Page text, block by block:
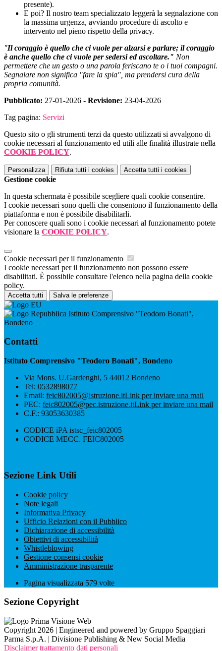
presente).
E poi? Il nostro team specializzato leggerà la segnalazione con
la massima urgenza, avviando procedure di ascolto e
intervento nel pieno rispetto della privacy.
"Il coraggio è quello che ci vuole per alzarsi e parlare; il coraggio
è anche quello che ci vuole per sedersi ed ascoltare." Non
permettere che un gesto o una parola feriscano te o i tuoi compagni.
Segnalare non significa "fare la spia", ma prendersi cura della
propria comunità.
Pubblicato: 27-01-2026 - Revisione: 23-04-2026
Tag pagina: Servizi
Questo sito o gli strumenti terzi da questo utilizzati si avvalgono di
cookie necessari al funzionamento ed utili alle finalità illustrate nella
COOKIE POLICY.
Personalizza Rifiuta tutti i cookies Accetta tutti i cookies
Gestione cookie
In questa schermata è possibile scegliere quali cookie consentire.
I cookie necessari sono quelli che consentono il funzionamento della
piattaforma e non è possibile disabilitarli.
Per conoscere quali sono i cookie necessari al funzionamento potete
visionare la COOKIE POLICY.
Cookie necessari per il funzionamento
I cookie necessari per il funzionamento non possono essere
disabilitati. È possibile consultare l'elenco nella pagina della cookie
policy.
Accetta tutti Salva le preferenze
Istituto Comprensivo "Teodoro Bonati",
Bondeno
Contatti
Istituto Comprensivo "Teodoro Bonati", Bondeno
Via Mons. U.Gardenghi, 5 44012 Bondeno
Tel: 0532898077
Email: feic802005@istruzione.itLink per inviare una mail
PEC: feic802005@pec.istruzione.itLink per inviare una mail
C.F.: 93053630385
CODICE iPA istsc_feic802005
CODICE MECC. FEIC802005
Sezione Link Utili
Cookie policy
Note legali
Informativa Privacy
Ufficio Relazioni con il Pubblico
Dichiarazione di accessibilità
Obiettivi di accessibilità
Whistleblowing
Gestione consensi cookie
Amministrazione trasparente
Pagina visualizzata 579 volte
Sezione Copyright
Copyright 2026 | Engineered and powered by Gruppo Spaggiari
Parma S.p.A. | Divisione Publishing & New Social Media
Disclaimer trattamento dati personali